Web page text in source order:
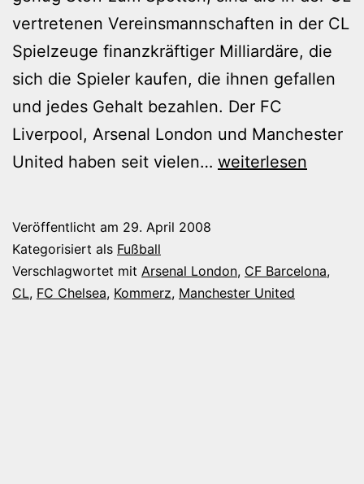
vertretenen Vereinsmannschaften in der CL
Spielzeuge finanzkräftiger Milliardäre, die
sich die Spieler kaufen, die ihnen gefallen
und jedes Gehalt bezahlen. Der FC
Liverpool, Arsenal London und Manchester
United haben seit vielen… Gnade!
Finale…
weiterlesen
Veröffentlicht am 29. April 2008
Kategorisiert als Fußball
Verschlagwortet mit Arsenal London, CF Barcelona,
CL, FC Chelsea, Kommerz, Manchester United